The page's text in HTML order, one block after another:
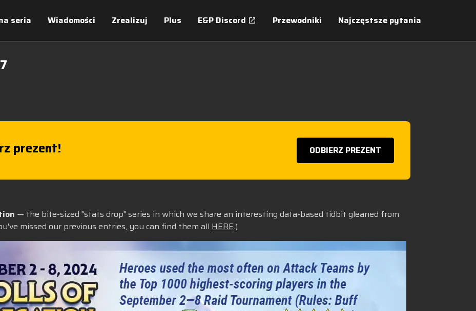
seria Wiadomości Zrealizuj Plus E&P Discord Przewodniki Najczęstsze pytania
prezent! ODBIERZ PREZENT
— the bite-sized "stats drop" series in which we share an interesting data-based tidbit gleaned from
missed our previous entries, you can find them all HERE.)